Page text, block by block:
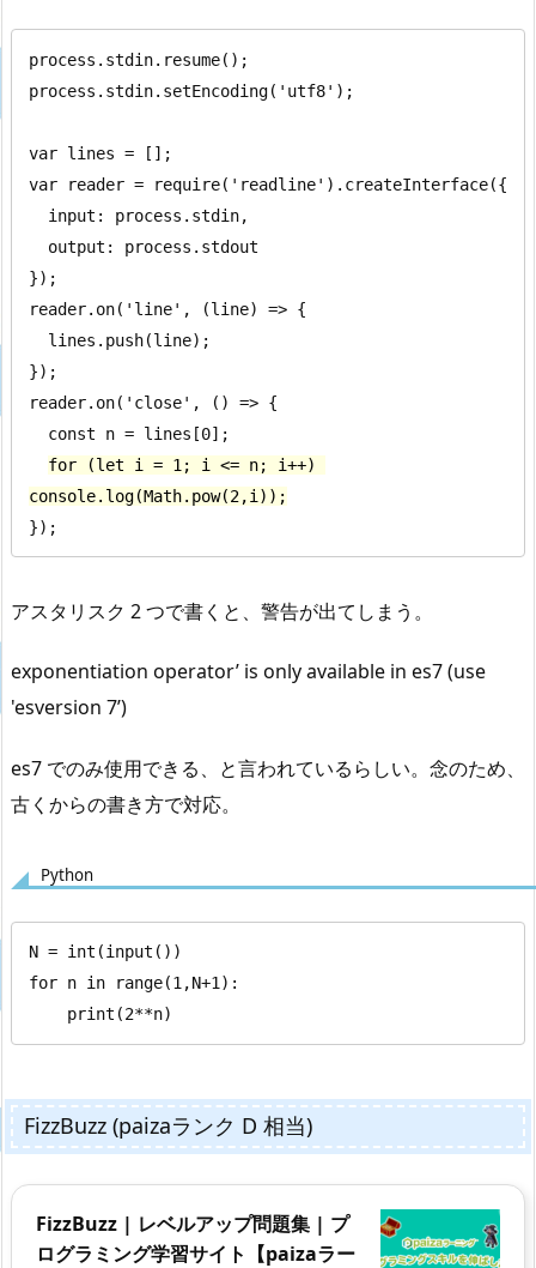
process.stdin.resume();
process.stdin.setEncoding('utf8');
var lines = [];
var reader = require('readline').createInterface({
});
reader.on('line', (line) => {
});
reader.on('close', () => {
for (let i = 1; i <= n; i++)
console.log(Math.pow(2,i));
});
アスタリスク 2 つで書くと、警告が出てしまう。
exponentiation operator’ is only available in es7 (use
'esversion 7’)
es7 でのみ使用できる、と言われているらしい。念のため、
古くからの書き方で対応。
Python
N = int(input())
for n in range(1,N+1):
    print(2**n)
FizzBuzz (paizaランク D 相当)
FizzBuzz | レベルアップ問題集 | プ
ログラミング学習サイト【paizaラー